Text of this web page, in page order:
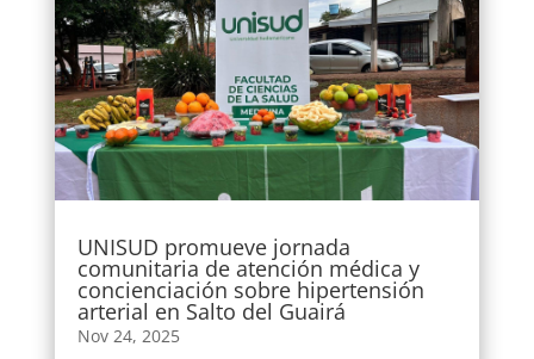
UNISUD promueve jornada
comunitaria de atención médica y
concienciación sobre hipertensión
arterial en Salto del Guairá
Nov 24, 2025